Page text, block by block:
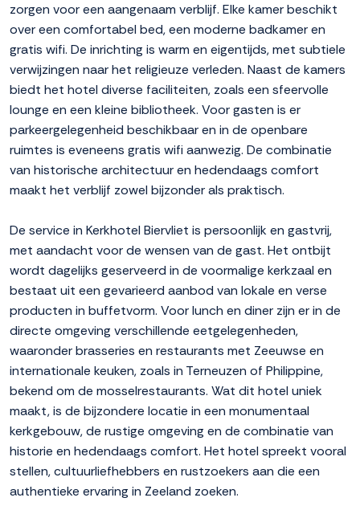
zorgen voor een aangenaam verblijf. Elke kamer beschikt
over een comfortabel bed, een moderne badkamer en
gratis wifi. De inrichting is warm en eigentijds, met subtiele
verwijzingen naar het religieuze verleden. Naast de kamers
biedt het hotel diverse faciliteiten, zoals een sfeervolle
lounge en een kleine bibliotheek. Voor gasten is er
parkeergelegenheid beschikbaar en in de openbare
ruimtes is eveneens gratis wifi aanwezig. De combinatie
van historische architectuur en hedendaags comfort
maakt het verblijf zowel bijzonder als praktisch.
De service in Kerkhotel Biervliet is persoonlijk en gastvrij,
met aandacht voor de wensen van de gast. Het ontbijt
wordt dagelijks geserveerd in de voormalige kerkzaal en
bestaat uit een gevarieerd aanbod van lokale en verse
producten in buffetvorm. Voor lunch en diner zijn er in de
directe omgeving verschillende eetgelegenheden,
waaronder brasseries en restaurants met Zeeuwse en
internationale keuken, zoals in Terneuzen of Philippine,
bekend om de mosselrestaurants. Wat dit hotel uniek
maakt, is de bijzondere locatie in een monumentaal
kerkgebouw, de rustige omgeving en de combinatie van
historie en hedendaags comfort. Het hotel spreekt vooral
stellen, cultuurliefhebbers en rustzoekers aan die een
authentieke ervaring in Zeeland zoeken.